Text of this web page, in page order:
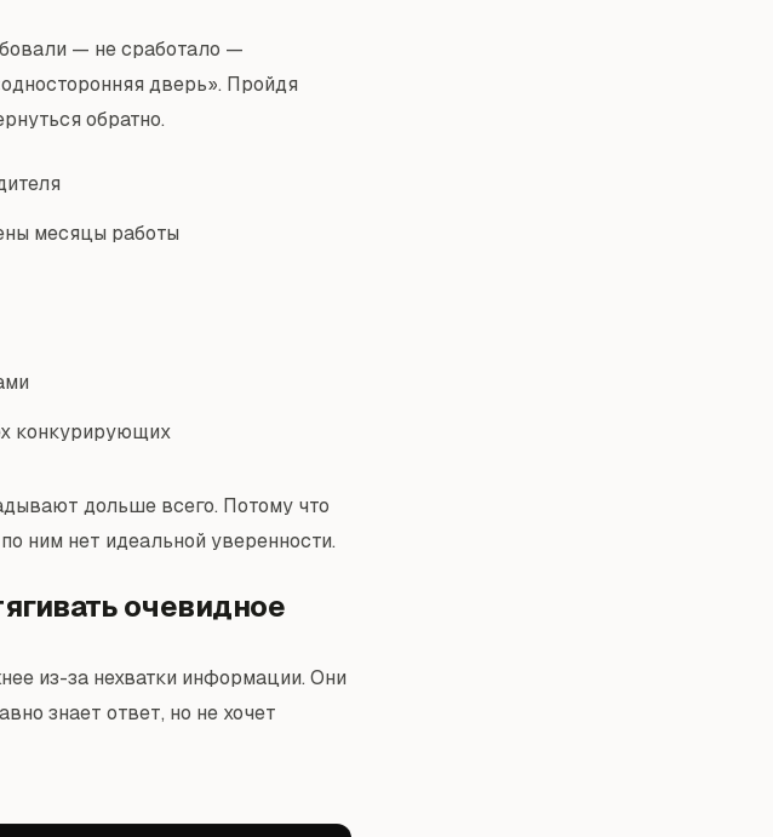
— не сработало —
дверь». Пройдя
обратно.
месяцы работы
конкурирующих
дольше всего. Потому что
ним нет идеальной уверенности.
очевидное
из-за нехватки информации. Они
знает ответ, но не хочет